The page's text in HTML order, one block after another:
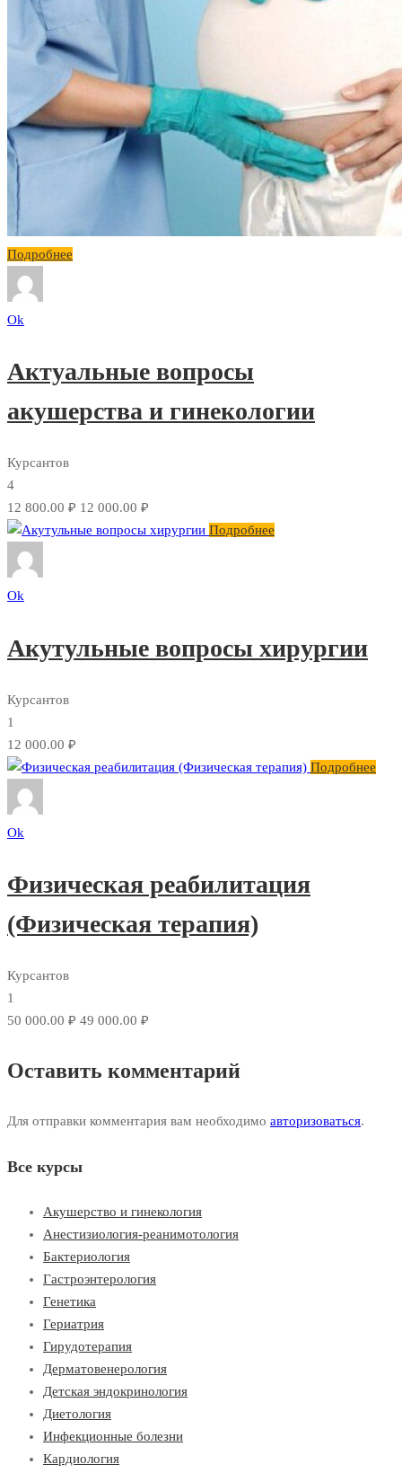
Подробнее
Ok
Актуальные вопросы
акушерства и гинекологии
Курсантов
4
12 800.00 ₽ 12 000.00 ₽
Подробнее
Ok
Акутульные вопросы хирургии
Курсантов
1
12 000.00 ₽
Подробнее
Ok
Физическая реабилитация
(Физическая терапия)
Курсантов
1
50 000.00 ₽ 49 000.00 ₽
Оставить комментарий
Для отправки комментария вам необходимо авторизоваться.
Все курсы
Акушерство и гинекология
Анестизиология-реанимотология
Бактериология
Гастроэнтерология
Генетика
Гериатрия
Гирудотерапия
Дерматовенерология
Детская эндокринология
Диетология
Инфекционные болезни
Кардиология